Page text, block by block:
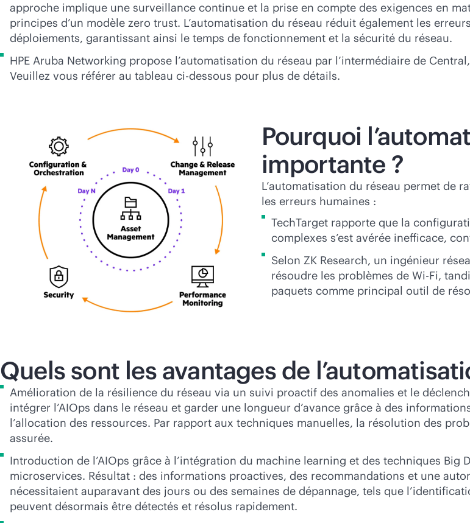
approche implique une surveillance continue et la prise en compte des exigences en
principes d’un modèle zero trust. L’automatisation du réseau réduit également les
déploiements, garantissant ainsi le temps de fonctionnement et la sécurité du réseau.
HPE Aruba Networking propose l’automatisation du réseau par l’intermédiaire de
Veuillez vous référer au tableau ci-dessous pour plus de détails.
Pourquoi
importante ?
L’automatisation du réseau permet de
les erreurs humaines :
TechTarget rapporte que la
complexes s’est avérée inefficace,
Selon ZK Research, un ingénieur
résoudre les problèmes de Wi-Fi,
paquets comme principal outil de
Quels sont les avantages de
Amélioration de la résilience du réseau via un suivi proactif des anomalies et le
intégrer l’AIOps dans le réseau et garder une longueur d’avance grâce à des
l’allocation des ressources. Par rapport aux techniques manuelles, la résolution des
assurée.
Introduction de l’AIOps grâce à l’intégration du machine learning et des techniques Big
microservices. Résultat : des informations proactives, des recommandations et une
nécessitaient auparavant des jours ou des semaines de dépannage, tels que
peuvent désormais être détectés et résolus rapidement.